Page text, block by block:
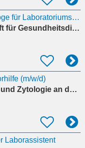
Medizinischer Technologe für Laboratoriumsanalytik (MT-L) (m/w/d)
Berufsgenossenschaft für Gesundheitsdienst und Wohlfahrtspflege (BGW)
(m/w/d)
Institut für Pathologie und Zytologie an der Augusta-Kranken-Anstalt
Laborassistent